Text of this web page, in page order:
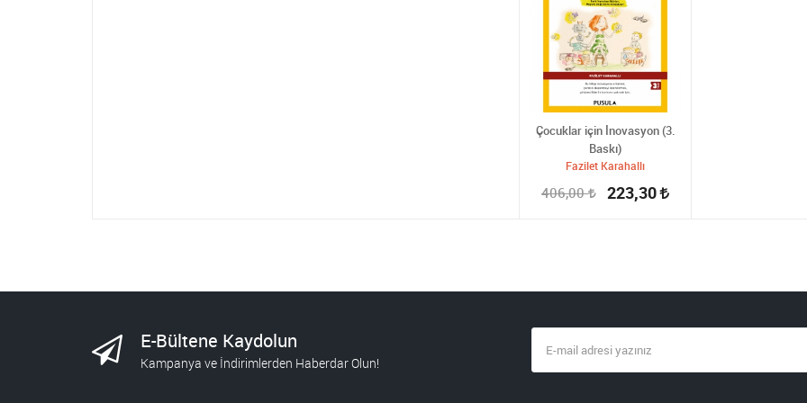
Çocuklar için İnovasyon (3.
Baskı)
Fazilet Karahallı
406,00 223,30
E-Bültene Kaydolun
Kampanya ve İndirimlerden Haberdar Olun!